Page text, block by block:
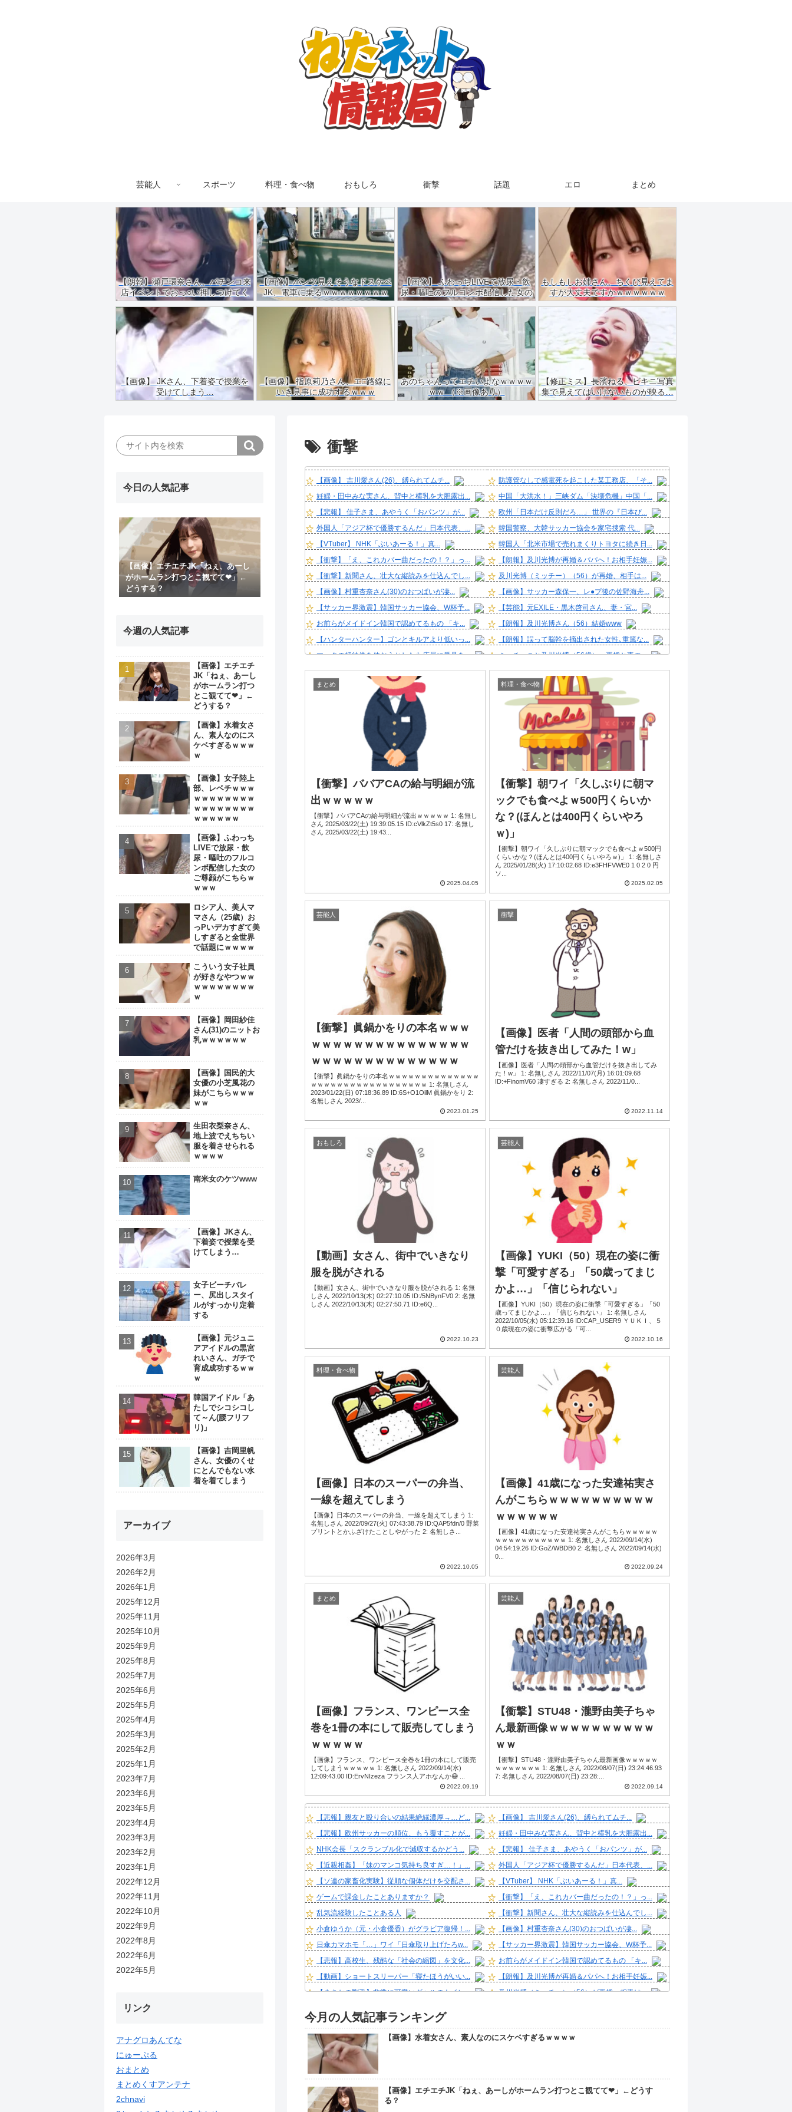
芸能人 スポーツ 料理・食べ物 おもしろ 衝撃 話題 エロ まとめ
【朗報】瀬戸環奈さん、パチンコ来
店イベントでおっ○い押しつけてく
れる（画像あり）
【画像】パンツ見えそうなドスケベ
JK、電車に乗るｗｗｗｗｗｗｗｗ
ｗｗｗｗｗｗｗ
【画像】 ふわっちLIVEで放尿・飲
尿・嘔吐のフルコンボ配信した女の
ご尊顔がこちらｗｗｗｗ
もしもしお姉さん、ちくび見えてま
すが大丈夫ですかｗｗｗｗｗｗ
【画像】 JKさん、下着姿で授業を
受けてしまう…
【画像】 指原莉乃さん、エ□路線に
いき見事に成功するｗｗｗ
あのちゃんってエチいよなｗｗｗｗ
ｗｗ （※画像あり）
【修正ミス】長濱ねる、ビキニ写真
集で見えてはいけないものが映る…
衝撃
【画像】 吉川愛さん(26)、縛られてムチ...
妊婦・田中みな実さん、背中と横乳を大胆露出...
【悲報】 佳子さま、あやうく「おパンツ」が...
外国人「アジア杯で優勝するんだ」日本代表、...
【VTuber】 NHK「ぶいあーる！」真...
【衝撃】「え、これカバー曲だったの！？」っ...
【衝撃】新聞さん、壮大な縦読みを仕込んでし...
【画像】村重杏奈さん(30)のおつぱいが凄...
【サッカー界激震】韓国サッカー協会、W杯予...
お前らがメイドイン韓国で認めてるもの 「キ...
【ハンターハンター】ゴンとキルアより低いっ...
マックの招待券を使おうとしたら店員に番号を...
【朗報】邪悪球団ドジャース、7連敗www
GW初日に見知らぬ中型犬が玄関の側でうずく...
【悲報】ダウンタウン浜田さん、差別発言と受...
【画像】アイドルさん「体重10キロ増えたら...
【朗報】元日テレ女子アナ脊山麻理子さん(4...
山口馬木也の「#馬木也めし」が飯テロすぎ！...
カープ秋山、2度目の海外FA権取得！｢それ...
【悲報】吉岡里帆さん、アドリブで相手役俳優...
防護管なしで感電死を起こした某工務店、「そ...
中国「大洪水！」三峡ダム「決壊危機」中国「...
欧州「日本だけ反則だろ…」 世界の『日本び...
韓国警察、大韓サッカー協会を家宅捜索 代...
韓国人「北米市場で売れまくりトヨタに続き日...
【朗報】及川光博が再婚＆パパへ！お相手妊娠...
及川光博（ミッチー）（56）が再婚、相手は...
【画像】サッカー森保一、レ●プ後の佐野海舟...
【芸能】元EXILE・黒木啓司さん、妻・宮...
【朗報】及川光博さん（56）結婚www
【朗報】誤って脳幹を摘出された女性､重篤な...
ミッチーこと及川光博（56歳）、再婚と妻の...
吉野家でうなぎ食う
【悲報】ワイ天ぷら担当大臣、かぼちゃの天ぷ...
【高市悲報】菅直人元総理、再評価路線へ
36歳の彼女と結婚したいのに、家族が猛反対...
クーラーボックス積んで出発→途中で買い足し...
【画像】長濱ねる(27歳)の乳がヤバイと話...
【画像】人気Vチューバーさん、とんでもない...
【悲報】2050年の日本、独身ボッチ祭りが...
まとめ
【衝撃】ババアCAの給与明細が流
出ｗｗｗｗｗ
【衝撃】ババアCAの給与明細が流出ｗｗｗｗｗ 1: 名無し
さん 2025/03/22(土) 19:39:05.15 ID:cVlkZt5s0 17: 名無し
さん 2025/03/22(土) 19:43...
2025.04.05
料理・食べ物
【衝撃】朝ワイ「久しぶりに朝マ
ックでも食べよｗ500円くらいか
な？(ほんとは400円くらいやろ
ｗ)」
【衝撃】朝ワイ「久しぶりに朝マックでも食べよｗ500円
くらいかな？(ほんとは400円くらいやろｗ)」 1: 名無しさ
ん 2025/01/28(火) 17:10:02.68 ID:e3FHFVWE0 1 0 2 0 円
ソ...
2025.02.05
芸能人
【衝撃】眞鍋かをりの本名ｗｗｗ
ｗｗｗｗｗｗｗｗｗｗｗｗｗｗｗ
ｗｗｗｗｗｗｗｗｗｗｗｗｗｗ
【衝撃】眞鍋かをりの本名ｗｗｗｗｗｗｗｗｗｗｗｗｗｗ
ｗｗｗｗｗｗｗｗｗｗｗｗｗｗｗｗｗｗ 1: 名無しさん
2023/01/22(日) 07:18:36.89 ID:6S+O1OilM 眞鍋かをり 2:
名無しさん 2023/...
2023.01.25
衝撃
【画像】医者「人間の頭部から血
管だけを抜き出してみた！w」
【画像】医者「人間の頭部から血管だけを抜き出してみ
た！w」 1: 名無しさん 2022/11/07(月) 16:01:09.68
ID:+FinomV60 凄すぎる 2: 名無しさん 2022/11/0...
2022.11.14
おもしろ
【動画】女さん、街中でいきなり
服を脱がされる
【動画】女さん、街中でいきなり服を脱がされる 1: 名無
しさん 2022/10/13(木) 02:27:10.05 ID:/5NBynFV0 2: 名無
しさん 2022/10/13(木) 02:27:50.71 ID:e6Q...
2022.10.23
芸能人
【画像】YUKI（50）現在の姿に衝
撃「可愛すぎる」「50歳ってまじ
かよ…」「信じられない」
【画像】YUKI（50）現在の姿に衝撃「可愛すぎる」「50
歳ってまじかよ…」「信じられない」 1: 名無しさん
2022/10/05(水) 05:12:39.16 ID:CAP_USER9 ＹＵＫＩ、５
０歳現在の姿に衝撃広がる「可...
2022.10.16
料理・食べ物
【画像】日本のスーパーの弁当、
一線を超えてしまう
【画像】日本のスーパーの弁当、一線を超えてしまう 1:
名無しさん 2022/09/27(火) 07:43:38.79 ID:QAP5fdn/0 野菜
プリントとかふざけたことしやがった 2: 名無しさ...
2022.10.05
芸能人
【画像】41歳になった安達祐実さ
んがこちらｗｗｗｗｗｗｗｗｗｗ
ｗｗｗｗｗｗ
【画像】41歳になった安達祐実さんがこちらｗｗｗｗｗ
ｗｗｗｗｗｗｗｗｗｗｗ 1: 名無しさん 2022/09/14(水)
04:54:19.26 ID:GoZ/WBDB0 2: 名無しさん 2022/09/14(水)
0...
2022.09.24
まとめ
【画像】フランス、ワンピース全
巻を1冊の本にして販売してしまう
ｗｗｗｗｗ
【画像】フランス、ワンピース全巻を1冊の本にして販売
してしまうｗｗｗｗｗ 1: 名無しさん 2022/09/14(水)
2022.09.19
芸能人
【衝撃】STU48・瀧野由美子ちゃ
ん最新画像ｗｗｗｗｗｗｗｗｗｗ
ｗｗ
【衝撃】STU48・瀧野由美子ちゃん最新画像ｗｗｗｗｗ
ｗｗｗｗｗｗｗ 1: 名無しさん 2022/08/07(日) 23:24:46.93
7: 名無しさん 2022/08/07(日) 23:28:...
2022.09.14
【悲報】親友と殴り合いの結果絶縁濃厚→…ど...
【悲報】欧州サッカーの順位、もう覆すことが...
NHK会長「スクランブル化で減収するかどう...
【近親相姦】「妹のマンコ気持ち良すぎ…！」...
【ソ連の家畜化実験】従順な個体だけを交配さ...
ゲームで課金したことありますか？
乱気流経験したことある人
小倉ゆうか（元・小倉優香）がグラビア復帰！...
日傘カマホモ「…」ワイ「日傘取り上げたろw...
【悲報】高校生、残酷な「社会の縮図」を文化...
【動画】ショートスリーパー「寝たほうがいい...
【まさかの剛毛】非常に可愛いギャルのトイレ...
都子と私のＷ不倫物語
【疑問】最近のAV女優、ガチで女優の上位互...
【画像】アイドルさん「体重10キロ増えたら...
【朗報】元日テレ女子アナ脊山麻理子さん(4...
山口馬木也の「#馬木也めし」が飯テロすぎ！...
カープ秋山、2度目の海外FA権取得！｢それ...
【画像】 吉川愛さん(26)、縛られてムチ...
妊婦・田中みな実さん、背中と横乳を大胆露出...
【悲報】 佳子さま、あやうく「おパンツ」が...
外国人「アジア杯で優勝するんだ」日本代表、...
【VTuber】 NHK「ぶいあーる！」真...
【衝撃】「え、これカバー曲だったの！？」っ...
【衝撃】新聞さん、壮大な縦読みを仕込んでし...
【画像】村重杏奈さん(30)のおつぱいが凄...
【サッカー界激震】韓国サッカー協会、W杯予...
お前らがメイドイン韓国で認めてるもの 「キ...
【朗報】及川光博が再婚＆パパへ！お相手妊娠...
及川光博（ミッチー）（56）が再婚、相手は...
ミッチーこと及川光博（56歳）、再婚と妻の...
【画像】長濱ねる(27歳)の乳がヤバイと話...
今月の人気記事ランキング
【画像】水着女さん、素人なのにスケベすぎるｗｗｗｗ
【画像】エチエチJK「ねぇ、あーしがホームラン打つとこ観てて❤」←どうす
る？
今日の人気記事
【画像】エチエチJK「ねぇ、あーし
がホームラン打つとこ観てて❤」←
どうする？
今週の人気記事
【画像】エチエチ
JK「ねぇ、あーし
がホームラン打つ
とこ観てて❤」←
どうする？
【画像】水着女さ
ん、素人なのにス
ケベすぎるｗｗｗ
ｗ
【画像】女子陸上
部、レベチｗｗｗ
ｗｗｗｗｗｗｗｗ
ｗｗｗｗｗｗｗｗ
ｗｗｗｗｗｗ
【画像】ふわっち
LIVEで放尿・飲
尿・嘔吐のフルコ
ンボ配信した女の
ご尊顔がこちらｗ
ｗｗｗ
ロシア人、美人マ
マさん（25歳）お
っPいデカすぎて美
しすぎると全世界
で話題にｗｗｗｗ
こういう女子社員
が好きなやつｗｗ
ｗｗｗｗｗｗｗｗ
ｗ
【画像】岡田紗佳
さん(31)のニットお
乳ｗｗｗｗｗｗ
【画像】国民的大
女優の小芝風花の
妹がこちらｗｗｗ
ｗｗ
生田衣梨奈さん、
地上波でえちちい
服を着させられる
ｗｗｗｗ
南米女のケツwww
【画像】JKさん、
下着姿で授業を受
けてしまう…
女子ビーチバレ
ー、尻出しスタイ
ルがすっかり定着
する
【画像】元ジュニ
アアイドルの黒宮
れいさん、ガチで
育成成功するｗｗ
ｗ
韓国アイドル「あ
たしでシコシコし
て～ん(腰フリフ
リ)」
【画像】吉岡里帆
さん、女優のくせ
にとんでもない水
着を着てしまう
アーカイブ
2026年3月
2026年2月
2026年1月
2025年12月
2025年11月
2025年10月
2025年9月
2025年8月
2025年7月
2025年6月
2025年5月
2025年4月
2025年3月
2025年2月
2025年1月
2023年7月
2023年6月
2023年5月
2023年4月
2023年3月
2023年2月
2023年1月
2022年12月
2022年11月
2022年10月
2022年9月
2022年8月
2022年6月
2022年5月
リンク
アナグロあんてな
にゅーぷる
おまとめ
まとめくすアンテナ
2chnavi